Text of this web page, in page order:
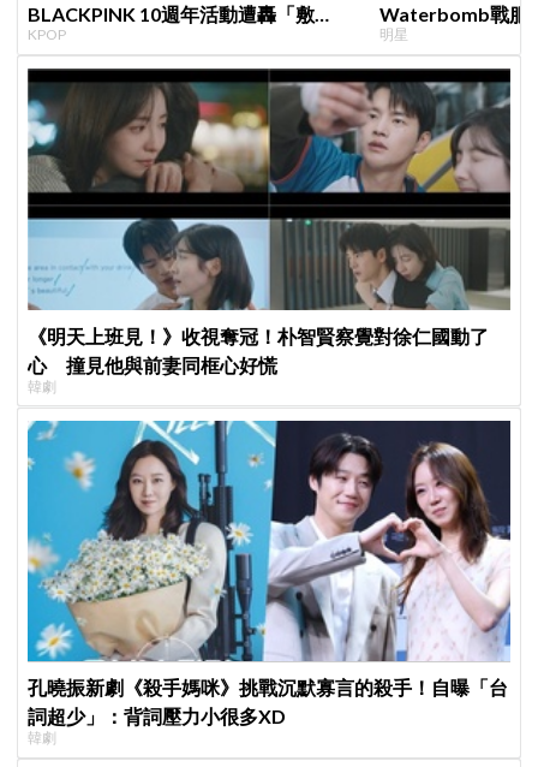
BLACKPINK 10週年活動遭轟「敷
衍」，YG急證實：4人確定完全體出席
KPOP
Waterbomb戰服
評，逆向操作炸
明星
《明天上班見！》收視奪冠！朴智賢察覺對徐仁國動了
心 撞見他與前妻同框心好慌
韓劇
孔曉振新劇《殺手媽咪》挑戰沉默寡言的殺手！自曝「台
詞超少」：背詞壓力小很多XD
韓劇